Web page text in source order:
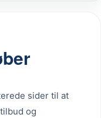
sider til at
og